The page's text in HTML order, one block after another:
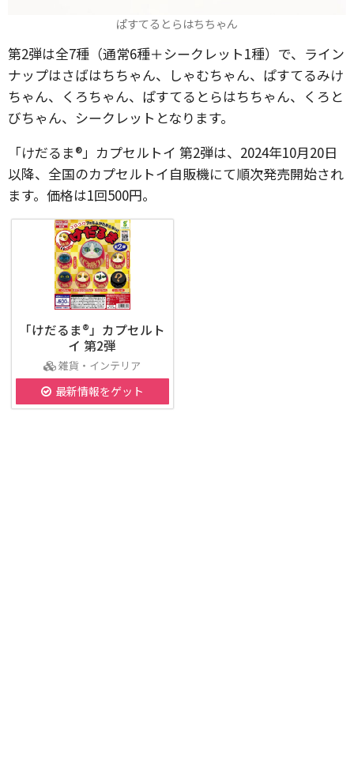
ぱすてるとらはちちゃん
第2弾は全7種（通常6種＋シークレット1種）で、ライン
ナップはさばはちちゃん、しゃむちゃん、ぱすてるみけ
ちゃん、くろちゃん、ぱすてるとらはちちゃん、くろと
びちゃん、シークレットとなります。
「けだるま®」カプセルトイ 第2弾は、2024年10月20日
以降、全国のカプセルトイ自販機にて順次発売開始され
ます。価格は1回500円。
「けだるま®」カプセルト
イ 第2弾
雑貨・インテリア
最新情報をゲット